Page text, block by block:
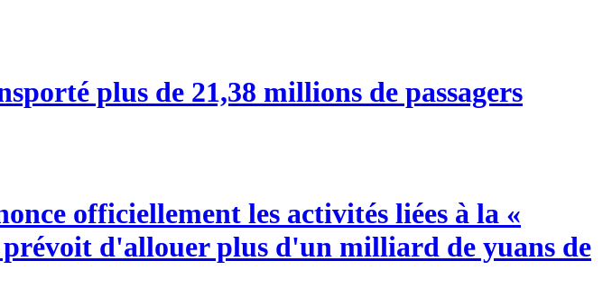
plus de 21,38 millions de passagers
officiellement les activités liées à la «
d'allouer plus d'un milliard de yuans de